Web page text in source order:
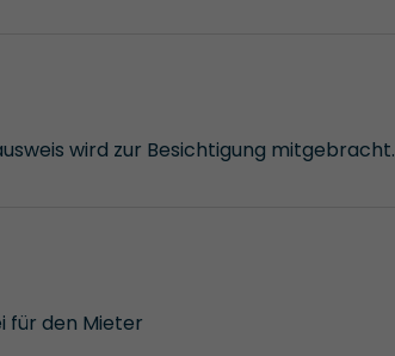
wird zur Besichtigung mitgebracht.
für den Mieter